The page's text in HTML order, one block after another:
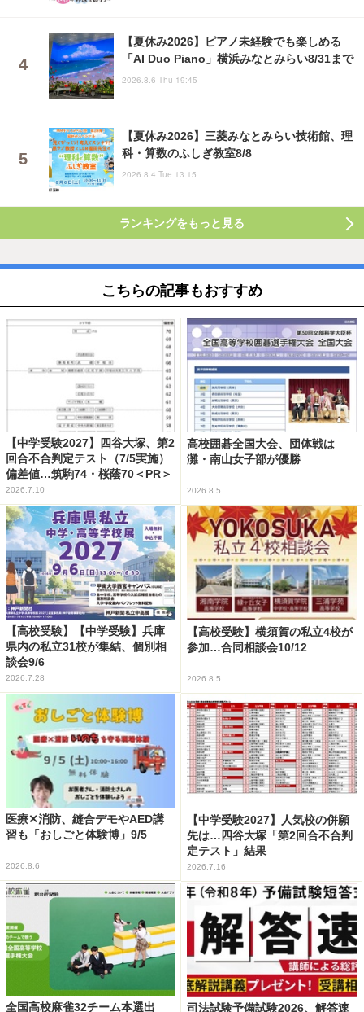
【夏休み2026】ピアノ未経験でも楽しめる
「AI Duo Piano」横浜みなとみらい8/31まで
2026.8.6 Thu 19:45
【夏休み2026】三菱みなとみらい技術館、理
科・算数のふしぎ教室8/8
2026.8.4 Tue 13:15
ランキングをもっと見る
こちらの記事もおすすめ
【中学受験2027】四谷大塚、第2
回合不合判定テスト（7/5実施）
偏差値…筑駒74・桜蔭70＜PR＞
2026.7.10
高校囲碁全国大会、団体戦は
灘・南山女子部が優勝
2026.8.5
【高校受験】【中学受験】兵庫
県内の私立31校が集結、個別相
談会9/6
2026.7.28
【高校受験】横須賀の私立4校が
参加…合同相談会10/12
2026.8.5
医療✕消防、縫合デモやAED講
習も「おしごと体験博」9/5
2026.8.6
【中学受験2027】人気校の併願
先は…四谷大塚「第2回合不合判
定テスト」結果
2026.7.16
全国高校麻雀32チーム本選出
司法試験予備試験2026、解答速